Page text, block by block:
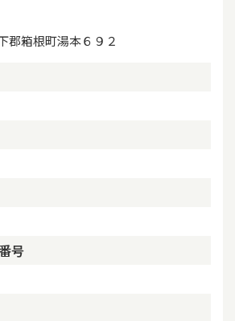
箱根町湯本６９２
号